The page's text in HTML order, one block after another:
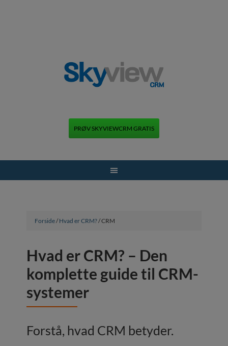
PRØV SKYVIEWCRM GRATIS
Forside/Hvad er CRM?/ CRM
Hvad er CRM? – Den
komplette guide til CRM-
systemer
Forstå, hvad CRM betyder.